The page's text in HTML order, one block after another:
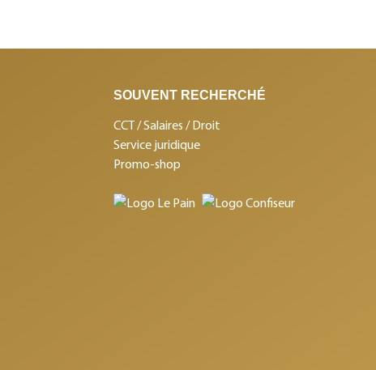
SOUVENT RECHERCHÉ
CCT / Salaires / Droit
Service juridique
Promo-shop